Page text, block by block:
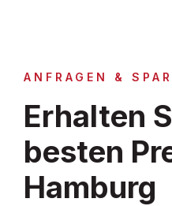
ANFRAGEN &
Erhalten
besten
Hamburg